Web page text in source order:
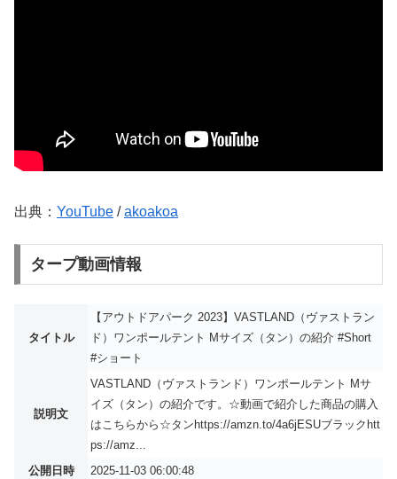
出典： YouTube /akoakoa
タープ動画情報
タイトル
【アウトドアパーク 2023】VASTLAND（ヴァストラン
ド）ワンポールテント Mサイズ（タン）の紹介 #Short
#ショート
説明文
VASTLAND（ヴァストランド）ワンポールテント Mサ
イズ（タン）の紹介です。☆動画で紹介した商品の購入
はこちらから☆タンhttps://amzn.to/4a6jESUブラックhtt
ps://amz...
公開日時
2025-11-03 06:00:48